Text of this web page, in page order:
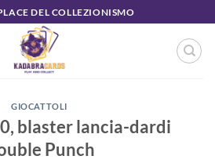
DEL COLLEZIONISMO
GIOCATTOLI
blaster lancia-dardi
Punch